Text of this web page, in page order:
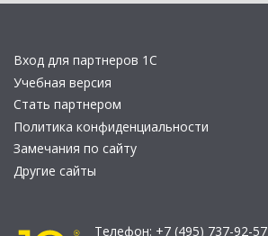
Вход для партнеров 1С
Учебная версия
Стать партнером
Политика конфиденциальности
Замечания по сайту
Другие сайты
Телефон: +7 (495) 737-92-57